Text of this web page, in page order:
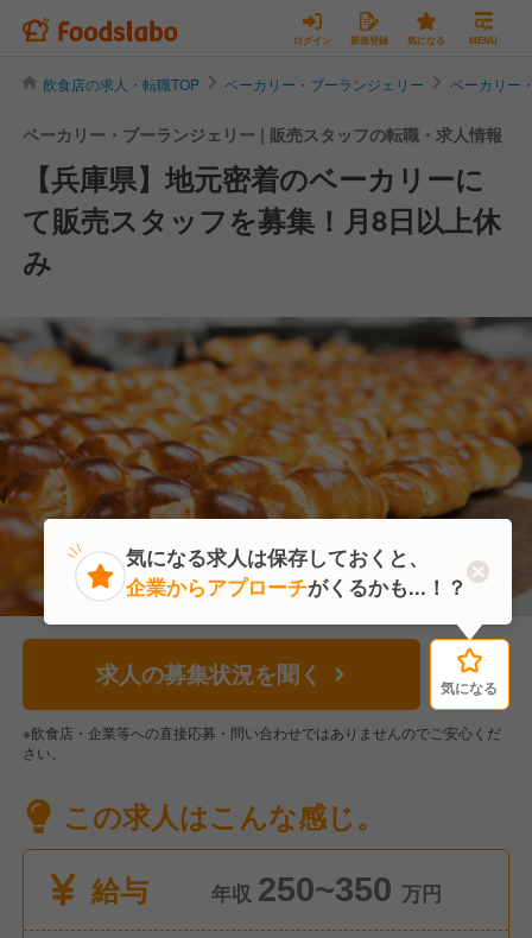
ログイン 新規登録 気になる MENU
飲食店の求人・転職TOP ベーカリー・ブーランジェリー ベーカリー
ベーカリー・ブーランジェリー | 販売スタッフの転職・求人情報
【兵庫県】地元密着のベーカリーに
て販売スタッフを募集！月8日以上休
み
求人の募集状況を聞く 気になる
※飲食店・企業等への直接応募・問い合わせではありませんのでご安心くだ
さい。
この求人はこんな感じ。
給与
年収 250~350 万円
気になる
気になる求人は保存しておくと、
企業からアプローチがくるかも...！？